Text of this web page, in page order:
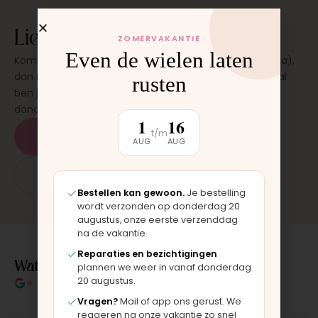
Liever laten plaatsen?
Kom langs in onze werkplaats in Moordrecht (bij Gouda),
dan monteren wij het onderdeel direct voor je. Meestal
ben je binnen 15 tot 20 minuten weer buiten. Op
donderdag en zaterdag, op afspraak.
Plan een afspraak
App: 06 - 2862 1330
Wat klanten over ons zeggen
★★★★★ 4.9/5 klantbeoordeling
ZOMERVAKANTIE
Even de wielen laten
rusten
1
AUG
t/m16
AUG
Bestellen kan gewoon. Je bestelling
wordt verzonden op donderdag 20
augustus, onze eerste verzenddag
na de vakantie.
Reparaties en bezichtigingen
plannen we weer in vanaf donderdag
20 augustus.
Vragen?Mail of app ons gerust. We
reageren na onze vakantie zo snel